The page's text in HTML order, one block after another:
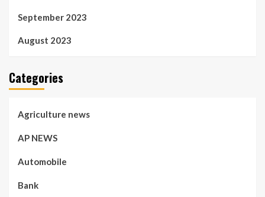
September 2023
August 2023
Categories
Agriculture news
AP NEWS
Automobile
Bank